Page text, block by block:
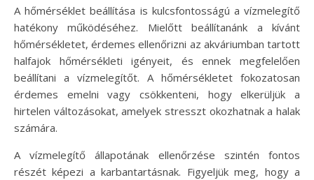
A hőmérséklet beállítása is kulcsfontosságú a vízmelegítő
hatékony működéséhez. Mielőtt beállítanánk a kívánt
hőmérsékletet, érdemes ellenőrizni az akváriumban tartott
halfajok hőmérsékleti igényeit, és ennek megfelelően
beállítani a vízmelegítőt. A hőmérsékletet fokozatosan
érdemes emelni vagy csökkenteni, hogy elkerüljük a
hirtelen változásokat, amelyek stresszt okozhatnak a halak
számára.
A vízmelegítő állapotának ellenőrzése szintén fontos
részét képezi a karbantartásnak. Figyeljük meg, hogy a